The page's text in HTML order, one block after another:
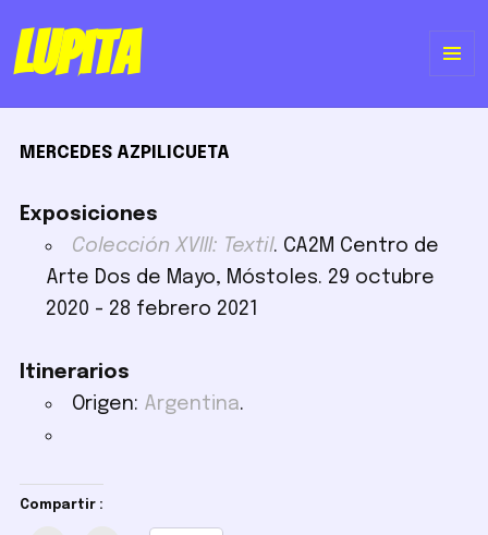
Lupita
MERCEDES AZPILICUETA
Exposiciones
Colección XVIII: Textil. CA2M Centro de
Arte Dos de Mayo, Móstoles. 29 octubre
2020 - 28 febrero 2021
Itinerarios
Origen: Argentina.
Compartir :